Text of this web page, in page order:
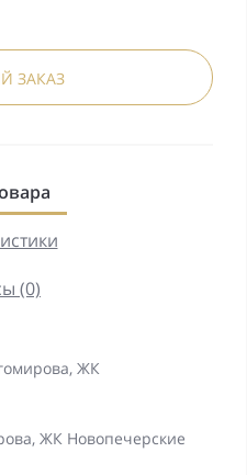
ЗАКАЗ
(0)
ЖК
ЖК Новопечерские